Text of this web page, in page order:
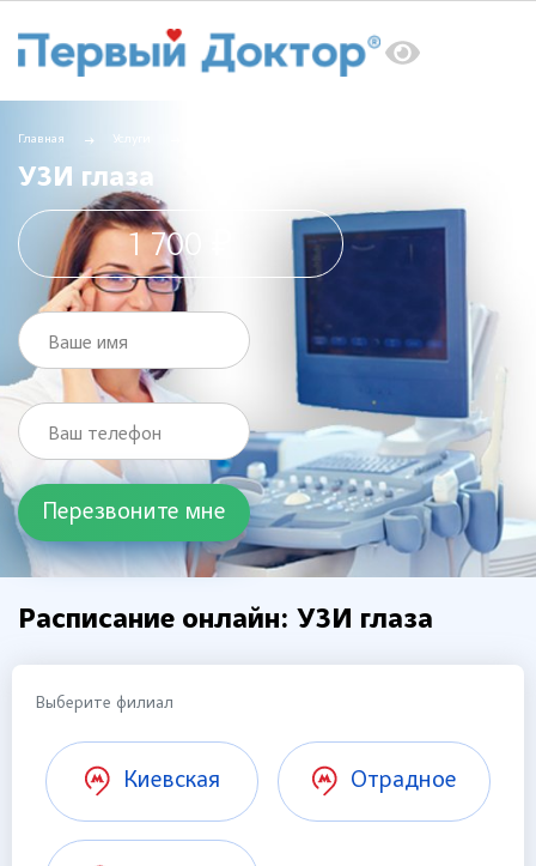
Главная Услуги
УЗИ глаза
1 700 ₽
Ваше имя
Ваш телефон
Расписание онлайн: УЗИ глаза
Выберите филиал
Киевская Отрадное